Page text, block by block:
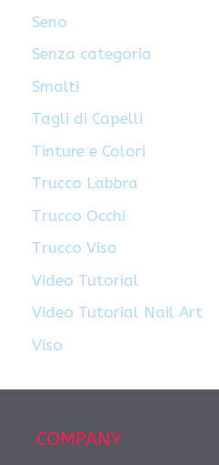
Seno
Senza categoria
Smalti
Tagli di Capelli
Tinture e Colori
Trucco Labbra
Trucco Occhi
Trucco Viso
Video Tutorial
Video Tutorial Nail Art
Viso
COMPANY